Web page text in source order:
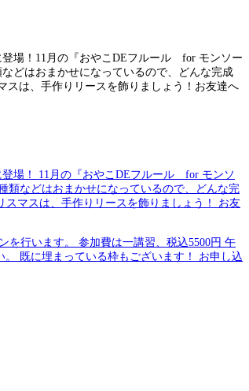
場！ 11月の『おやこDEフルール for モンソ
などはおまかせになっているので、どんな完
マスは、手作りリースを飾りましょう！ お友
を行います。 参加費は一講習、税込5500円 午
既に埋まっている枠もございます！ お申し込